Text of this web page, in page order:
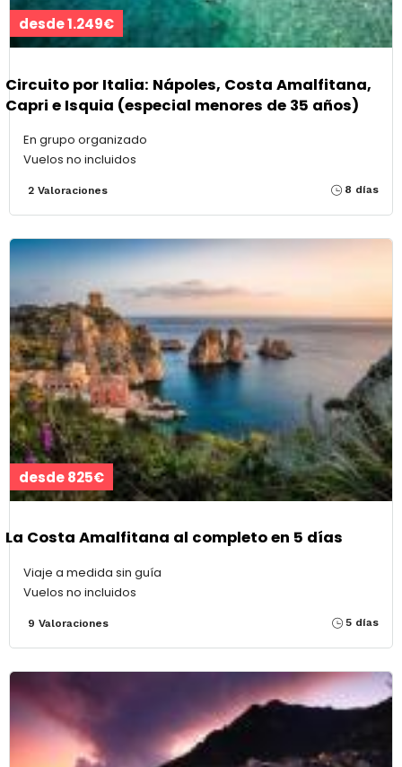
desde 1.249€
Circuito por Italia: Nápoles, Costa Amalfitana,
Capri e Isquia (especial menores de 35 años)
En grupo organizado
Vuelos no incluidos
2 Valoraciones 8 días
desde 825€
La Costa Amalfitana al completo en 5 días
Viaje a medida sin guía
Vuelos no incluidos
9 Valoraciones 5 días